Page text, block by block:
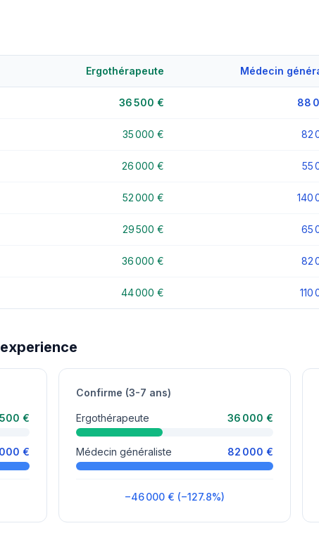
Ergothérapeute Médecin
36 500 € 88
35 000 € 82
26 000 € 55
52 000 € 140
29 500 € 65
36 000 € 82
44 000 € 110
€
€
Confirme (3-7 ans)
Ergothérapeute 36 000 €
Médecin généraliste 82 000 €
−46 000 € (−127.8%)